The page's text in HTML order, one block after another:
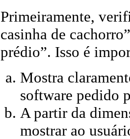
Primeiramente,
casinha de
prédio”. Isso é
Mostra
software pedido
A partir da
mostrar ao